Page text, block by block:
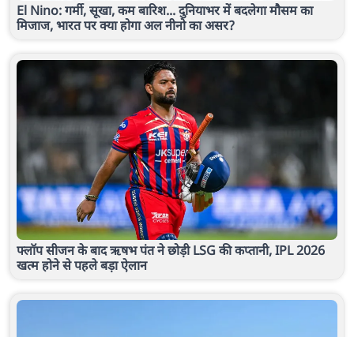
El Nino: गर्मी, सूखा, कम बारिश... दुनियाभर में बदलेगा मौसम का
मिजाज, भारत पर क्या होगा अल नीनो का असर?
फ्लॉप सीजन के बाद ऋषभ पंत ने छोड़ी LSG की कप्तानी, IPL 2026
खत्म होने से पहले बड़ा ऐलान